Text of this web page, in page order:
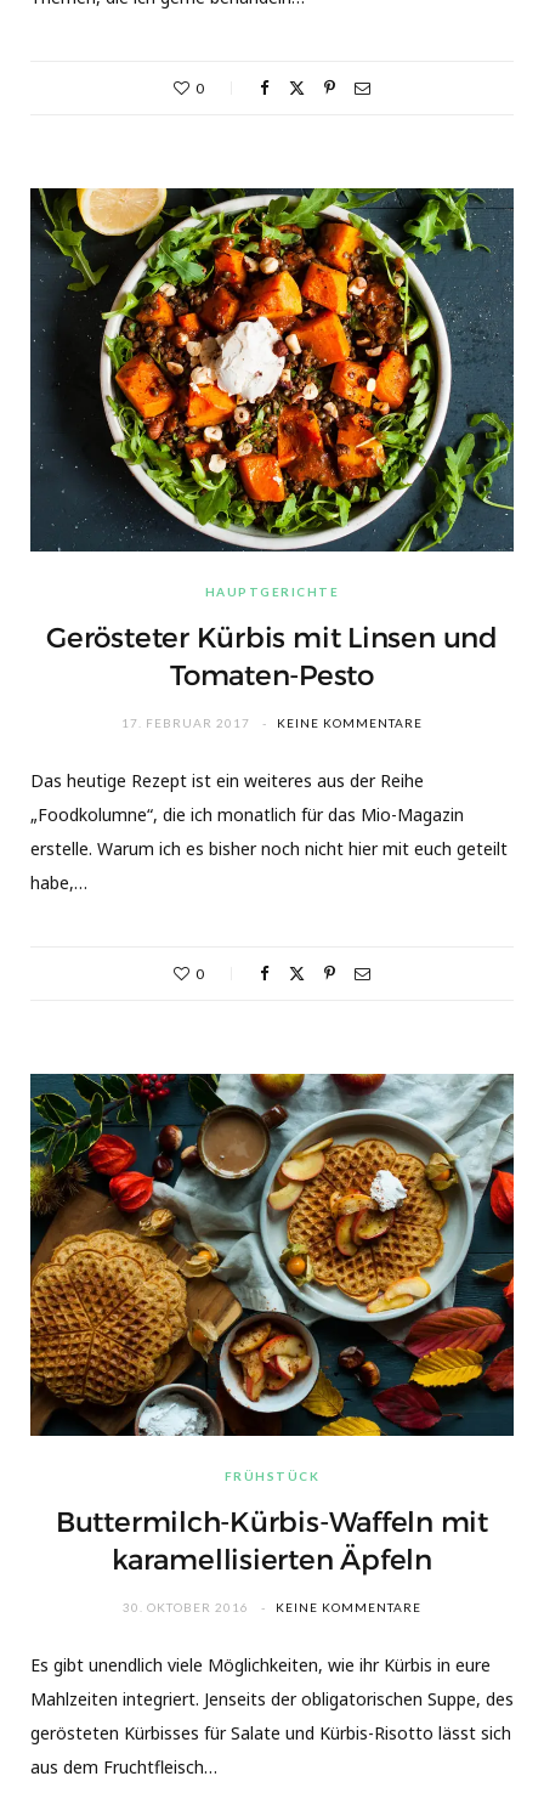
0
HAUPTGERICHTE
Gerösteter Kürbis mit Linsen und
Tomaten-Pesto
17. FEBRUAR 2017 KEINE KOMMENTARE
Das heutige Rezept ist ein weiteres aus der Reihe
„Foodkolumne“, die ich monatlich für das Mio-Magazin
erstelle. Warum ich es bisher noch nicht hier mit euch geteilt
habe,…
0
FRÜHSTÜCK
Buttermilch-Kürbis-Waffeln mit
karamellisierten Äpfeln
30. OKTOBER 2016 KEINE KOMMENTARE
Es gibt unendlich viele Möglichkeiten, wie ihr Kürbis in eure
Mahlzeiten integriert. Jenseits der obligatorischen Suppe, des
gerösteten Kürbisses für Salate und Kürbis-Risotto lässt sich
aus dem Fruchtfleisch…